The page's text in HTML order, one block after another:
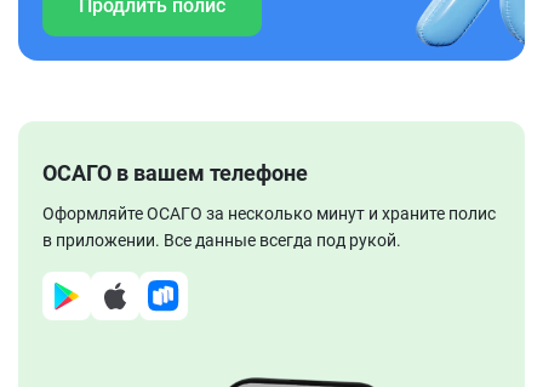
Продлить полис
ОСАГО в вашем телефоне
Оформляйте ОСАГО за несколько минут и храните полис
в приложении. Все данные всегда под рукой.